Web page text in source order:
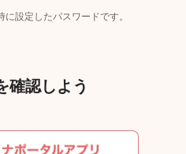
設定したパスワードです。
確認しよう